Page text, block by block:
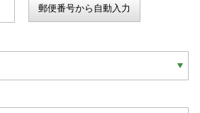
郵便番号から自動入力